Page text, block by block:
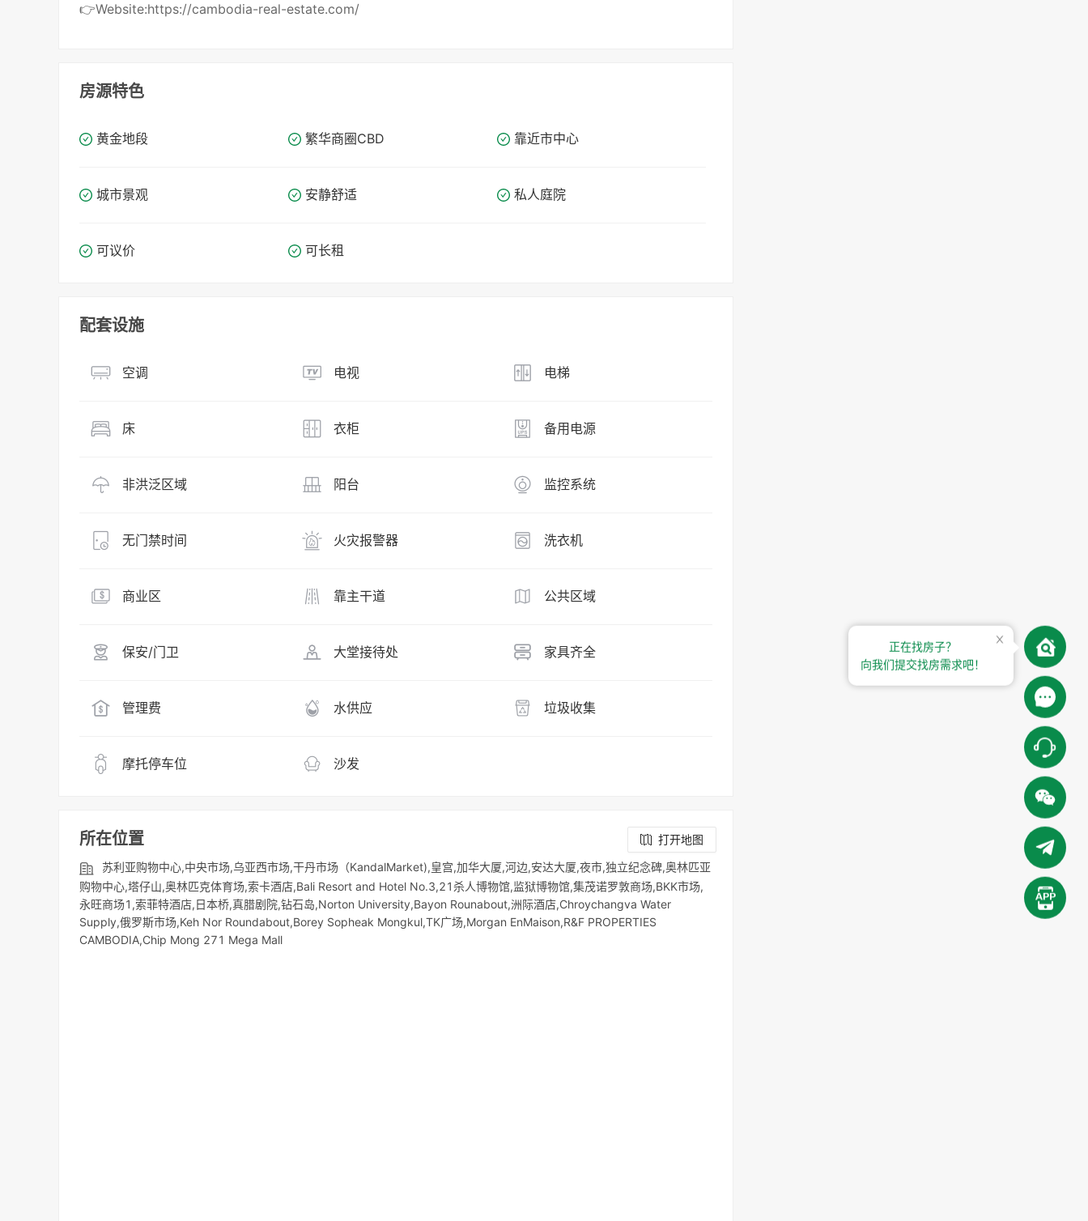
👉Website:https://cambodia-real-estate.com/
房源特色
黄金地段 繁华商圈​​CBD 靠近市中心
城市景观 安静舒适 私人庭院
可议价 可长租
配套设施
空调 电视 电梯
床 衣柜 备用电源
非洪泛区域 阳台 监控系统
无门禁时间 火灾报警器 洗衣机
商业区 靠主干道 公共区域
保安/门卫 大堂接待处 家具齐全
管理费 水供应 垃圾收集
摩托停车位 沙发
所在位置
打开地图
苏利亚购物中心,中央市场,乌亚西市场,干丹市场（KandalMarket),皇宫,加华大厦,河边,安达大厦,夜市,独立纪念碑,奥林匹亚
购物中心,塔仔山,奥林匹克体育场,索卡酒店,Bali Resort and Hotel No.3,21杀人博物馆,监狱博物馆,集茂诺罗敦商场,BKK市场,
永旺商场1,索菲特酒店,日本桥,真腊剧院,钻石岛,Norton University,Bayon Rounabout,洲际酒店,Chroychangva Water
Supply,俄罗斯市场,Keh Nor Roundabout,Borey Sopheak Mongkul,TK广场,Morgan EnMaison,R&F PROPERTIES
CAMBODIA,Chip Mong 271 Mega Mall
正在找房子？
向我们提交找房需求吧！